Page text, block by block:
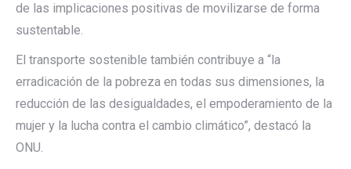
de las implicaciones positivas de movilizarse de forma
sustentable.
El transporte sostenible también contribuye a “la
erradicación de la pobreza en todas sus dimensiones, la
reducción de las desigualdades, el empoderamiento de la
mujer y la lucha contra el cambio climático”, destacó la
ONU.